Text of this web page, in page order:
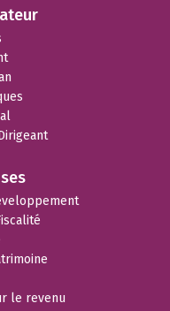
le revenu